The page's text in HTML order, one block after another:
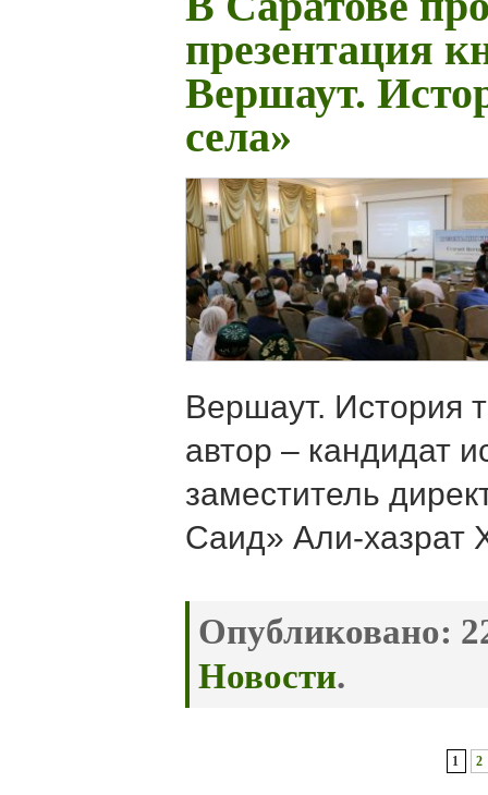
презентация
Вершаут.
села»
Вершаут. История
автор – кандидат
заместитель
Саид» Али-хазрат
Опубликовано:
Новости.
1 2